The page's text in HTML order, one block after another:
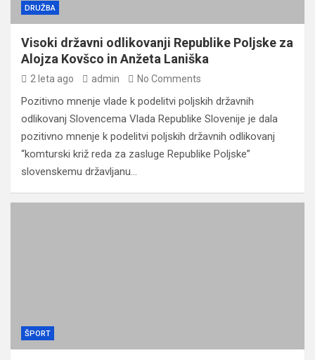
DRUŽBA
Visoki državni odlikovanji Republike Poljske za
Alojza Kovšco in Anžeta Laniška
2 leta ago admin No Comments
Pozitivno mnenje vlade k podelitvi poljskih državnih
odlikovanj Slovencema Vlada Republike Slovenije je dala
pozitivno mnenje k podelitvi poljskih državnih odlikovanj
“komturski križ reda za zasluge Republike Poljske”
slovenskemu državljanu…
ŠPORT